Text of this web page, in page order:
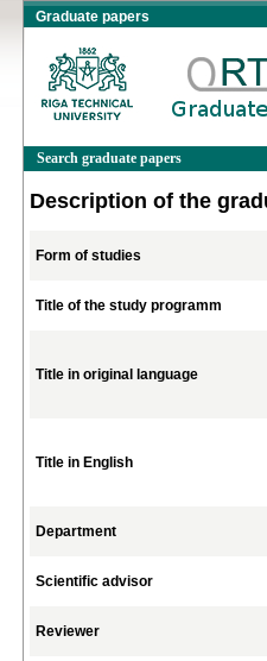
Graduate papers
Search graduate papers
Description of the
Form of studies
Title of the study programm
Title in original language
Title in English
Department
Scientific advisor
Reviewer